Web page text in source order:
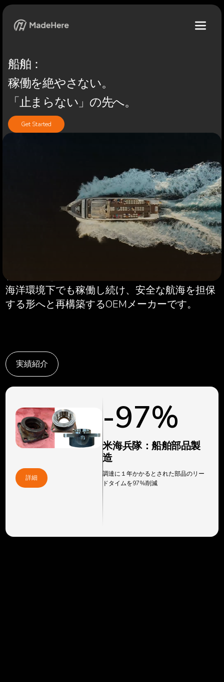
船舶：
稼働を絶やさない。
「止まらない」の先へ。
Get Started
お客様と時代を築くMROパートナー
私たちは、海事分野における船舶保守（MRO）
で発生する廃番部品を、構成部品単位で1点か
ら迅速に製造します。メーカーの廃業や図面の
アリングを活用した現代の技術で昇華。厳しい
海洋環境下でも稼働し続け、安全な航海を担保
する形へと再構築するOEMメーカーです。
実績紹介
詳細
-97
89
65
%
米海兵隊：船舶部品製
造
調達に１年かかるとされた部品のリー
ドタイムを97%削減